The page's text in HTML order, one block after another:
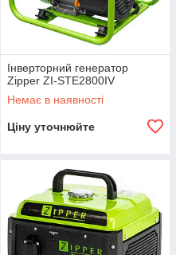
Інверторний генератор
Zipper ZI-STE2800IV
Немає в наявності
Ціну уточнюйте